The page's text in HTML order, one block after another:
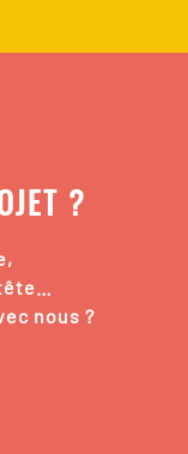
?
nous ?